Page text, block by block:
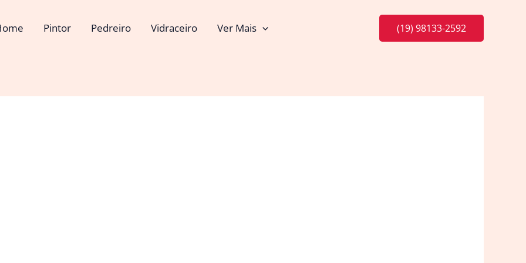
Pintor Pedreiro Vidraceiro Ver Mais (19) 98133-2592